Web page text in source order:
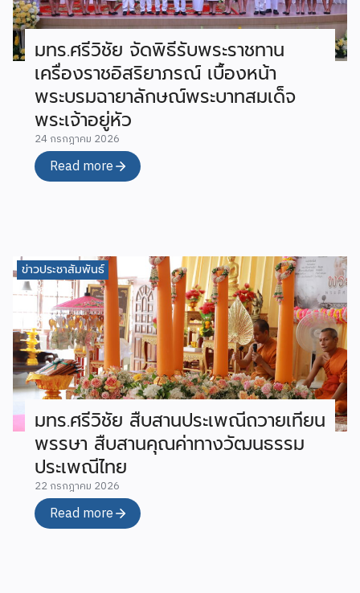
มทร.ศรีวิชัย จัดพิธีรับพระราชทาน
เครื่องราชอิสริยาภรณ์ เบื้องหน้า
พระบรมฉายาลักษณ์พระบาทสมเด็จ
พระเจ้าอยู่หัว
24 กรกฎาคม 2026
Read more
ข่าวประชาสัมพันธ์
มทร.ศรีวิชัย สืบสานประเพณีถวายเทียน
พรรษา สืบสานคุณค่าทางวัฒนธรรม
ประเพณีไทย
22 กรกฎาคม 2026
Read more